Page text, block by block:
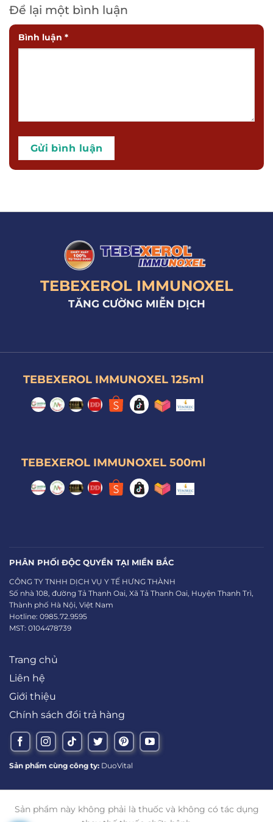
Để lại một bình luận
Bình luận *
TEBEXEROL IMMUNOXEL
TĂNG CƯỜNG MIỄN DỊCH
TEBEXEROL IMMUNOXEL 125ml
TEBEXEROL IMMUNOXEL 500ml
PHÂN PHỐI ĐỘC QUYỀN TẠI MIỀN BẮC
CÔNG TY TNHH DỊCH VỤ Y TẾ HƯNG THÀNH
Số nhà 108, đường Tả Thanh Oai, Xã Tả Thanh Oai, Huyện Thanh Trì,
Thành phố Hà Nội, Việt Nam
Hotline: 0985.72.9595
MST: 0104478739
Trang chủ
Liên hệ
Giới thiệu
Chính sách đổi trả hàng
Sản phẩm cùng công ty: DuoVital
Sản phẩm này không phải là thuốc và không có tác dụng